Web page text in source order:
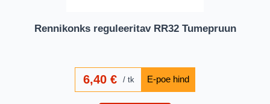
Rennikonks reguleeritav RR32 Tumepruun
6,40€ tk